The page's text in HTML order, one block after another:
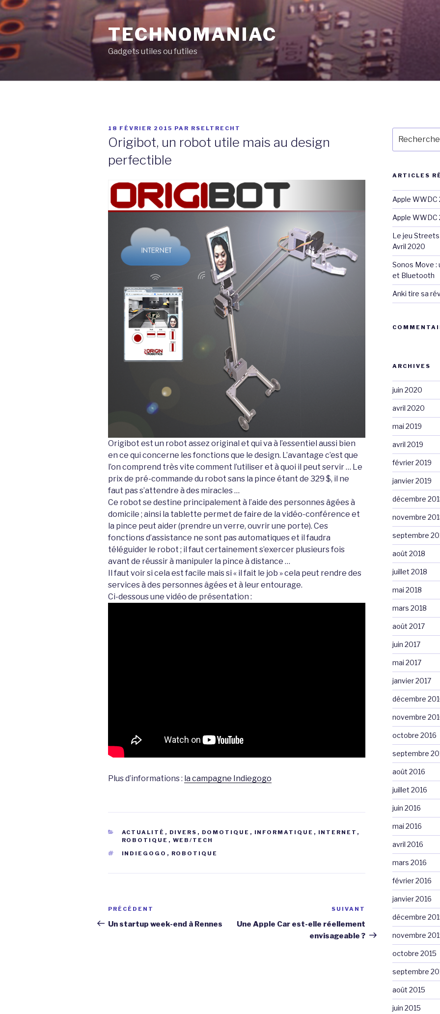
Aller
au
contenu
principal
TECHNOMANIAC
Gadgets utiles ou futiles
PUBLIÉ
18 FÉVRIER 2015 PAR RSELTRECHT
Origibot, un robot utile mais au design
perfectible
Origibot est un robot assez original et qui va à l’essentiel aussi bien
en ce qui concerne les fonctions que le design. L’avantage c’est que
l’on comprend très vite comment l’utiliser et à quoi il peut servir … Le
prix de pré-commande du robot sans la pince étant de 329 $, il ne
faut pas s’attendre à des miracles …
Ce robot se destine principalement à l’aide des personnes âgées à
domicile ; ainsi la tablette permet de faire de la vidéo-conférence et
la pince peut aider (prendre un verre, ouvrir une porte). Ces
fonctions d’assistance ne sont pas automatiques et il faudra
téléguider le robot ; il faut certainement s’exercer plusieurs fois
avant de réussir à manipuler la pince à distance …
Il faut voir si cela est facile mais si « il fait le job » cela peut rendre des
services à des personnes âgées et à leur entourage.
Ci-dessous une vidéo de présentation :
Plus d’informations : la campagne Indiegogo
CATÉGORIES
ACTUALITÉ , DIVERS , DOMOTIQUE , INFORMATIQUE , INTERNET ,
ROBOTIQUE , WEB/TECH
ÉTIQUETTES
INDIEGOGO , ROBOTIQUE
Navigation
de
Article
précédent
PRÉCÉDENT
Un startup week-end à Rennes
Article
suivant
SUIVANT
Une Apple Car est-elle réellement
envisageable ?
pour
:
ARTICLES
Apple WWDC
Apple WWDC
Le jeu
Avril 2020
Sonos Move :
et Bluetooth
Anki tire sa
ARCHIVES
juin 2020
avril 2020
mai 2019
avril 2019
février 2019
janvier 2019
décembre
novembre
septembre
août 2018
juillet 2018
mai 2018
mars 2018
août 2017
juin 2017
mai 2017
janvier 2017
décembre
novembre
octobre 2016
septembre
août 2016
juillet 2016
juin 2016
mai 2016
avril 2016
mars 2016
février 2016
janvier 2016
décembre
novembre
octobre 2015
septembre
août 2015
juin 2015